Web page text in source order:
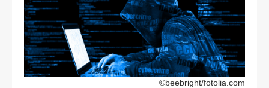
©beebright/fotolia.com